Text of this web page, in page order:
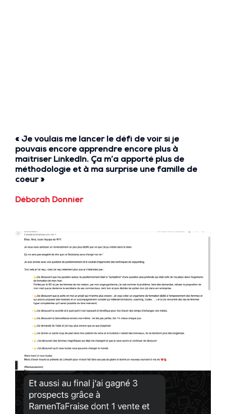
« Je voulais me lancer le défi de voir si je
pouvais encore apprendre encore plus à
maitriser LinkedIn. Ça m’a apporté plus de
méthodologie et à ma surprise une famille de
coeur»
Déborah Donnier